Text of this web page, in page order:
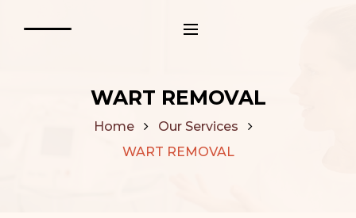
WART REMOVAL
Home
Our Services
WART REMOVAL